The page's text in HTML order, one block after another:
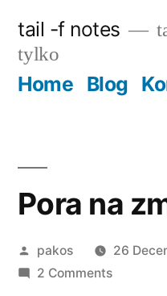
content
tail -f notes
tylko
Home Blog
Pora na
Posted
by
pakos
26
2 Commentson